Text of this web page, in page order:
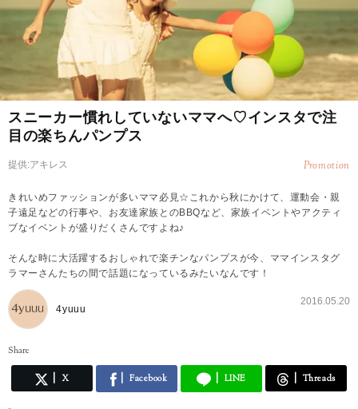
スニーカー慣れしていないママへ♡インスタで注
目の楽ちんパンプス
提供:アキレス Promotion
きれいめファッションが多いママ必見☆これから秋にかけて、運動会・親
子遠足などの行事や、お友達家族とのBBQなど、家族イベントやアクティ
ブなイベントが盛りだくさんですよね♪
そんな時に大活躍するおしゃれで楽チンなパンプスが今、ママインスタグ
ラマーさんたちの間で話題になっているみたいなんです！
4yuuu
2016.05.20
Share
X Facebook LINE Threads